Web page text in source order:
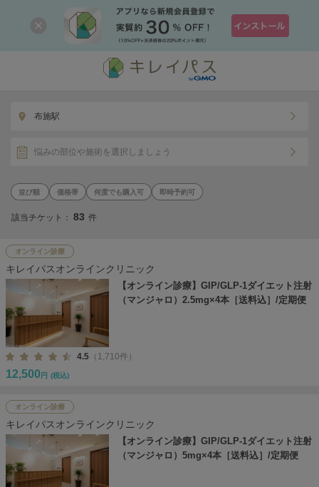
布施駅
悩みの部位や施術を選択しましょう
価格帯 何度でも購入可 即時予約可
該当チケット： 83 件
オンライン診療
キレイパスオンラインクリニック
【オンライン診療】GIP/GLP-1ダイエット注射
（マンジャロ）2.5mg×4本［送料込］/定期便
4.5 （1,710件）
12,500 円 (税込)
オンライン診療
キレイパスオンラインクリニック
【オンライン診療】GIP/GLP-1ダイエット注射
（マンジャロ）5mg×4本［送料込］/定期便